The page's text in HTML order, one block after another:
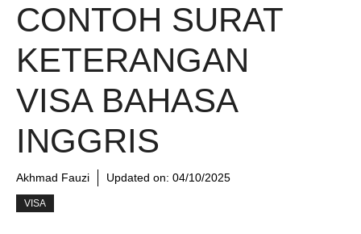
CONTOH SURAT
KETERANGAN
VISA BAHASA
INGGRIS
Akhmad Fauzi Updated on: 04/10/2025
VISA